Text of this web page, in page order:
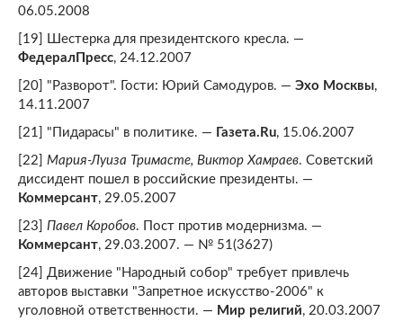
06.05.2008
[19] Шестерка для президентского кресла. —
ФедералПресс, 24.12.2007
[20] "Разворот". Гости: Юрий Самодуров. — Эхо Москвы,
14.11.2007
[21] "Пидарасы" в политике. — Газета.Ru, 15.06.2007
[22] Мария-Луиза Тримасте, Виктор Хамраев. Советский
диссидент пошел в российские президенты. —
Коммерсант, 29.05.2007
[23] Павел Коробов. Пост против модернизма. —
Коммерсант, 29.03.2007. — № 51(3627)
[24] Движение "Народный собор" требует привлечь
авторов выставки "Запретное искусство-2006" к
уголовной ответственности. — Мир религий, 20.03.2007